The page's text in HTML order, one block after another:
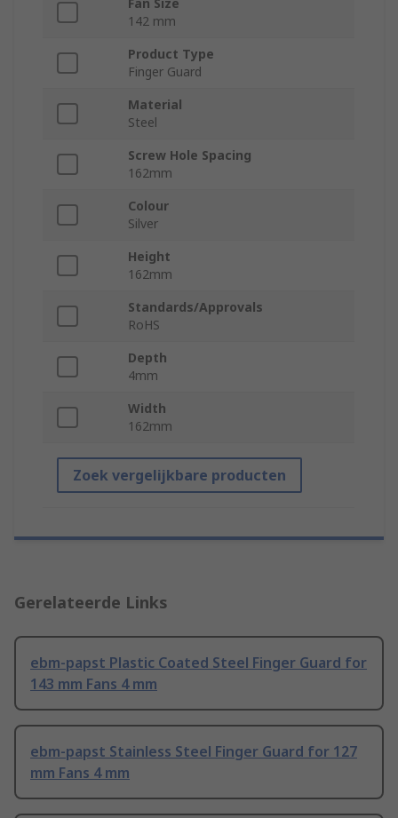
Fan Size
142 mm
Product Type
Finger Guard
Material
Steel
Screw Hole Spacing
162mm
Colour
Silver
Height
162mm
Standards/Approvals
RoHS
Depth
4mm
Width
162mm
Zoek vergelijkbare producten
Gerelateerde Links
ebm-papst Plastic Coated Steel Finger Guard for
143 mm Fans 4 mm
ebm-papst Stainless Steel Finger Guard for 127
mm Fans 4 mm